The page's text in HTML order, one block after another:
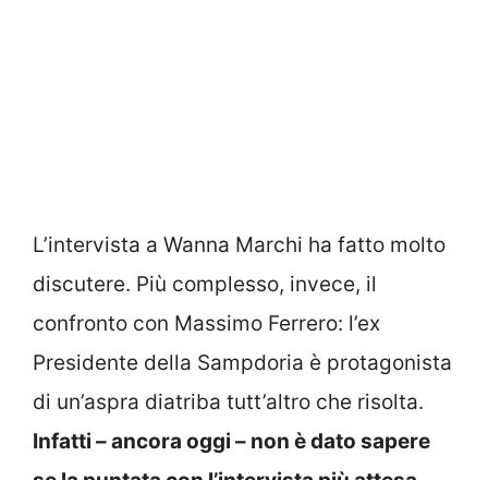
L’intervista a Wanna Marchi ha fatto molto
discutere. Più complesso, invece, il
confronto con Massimo Ferrero: l’ex
Presidente della Sampdoria è protagonista
di un’aspra diatriba tutt’altro che risolta.
Infatti – ancora oggi – non è dato sapere